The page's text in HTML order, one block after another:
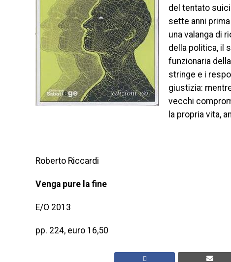
del tentato
sette anni
una valanga di
della politica, il
funzionaria
stringe e i
giustizia:
vecchi
la propria vita,
Roberto Riccardi
Venga pure la fine
E/O 2013
pp. 224, euro 16,50